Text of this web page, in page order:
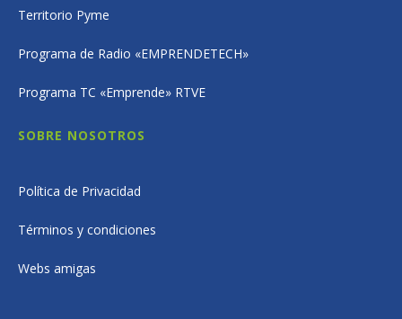
Territorio Pyme
Programa de Radio «EMPRENDETECH»
Programa TC «Emprende» RTVE
SOBRE NOSOTROS
Política de Privacidad
Términos y condiciones
Webs amigas